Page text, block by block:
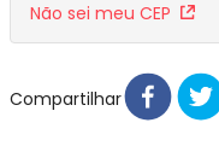
Não sei meu CEP
Compartilhar